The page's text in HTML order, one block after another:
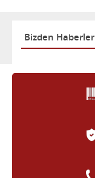
Bizden Haberler